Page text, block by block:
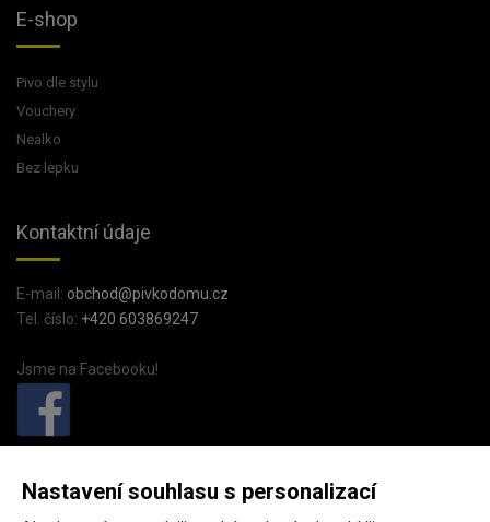
E-shop
Pivo dle stylu
Vouchery
Nealko
Bez lepku
Kontaktní údaje
E-mail: obchod@pivkodomu.cz
Tel. číslo: +420 603869247
Jsme na Facebooku!
Nastavení souhlasu s personalizací